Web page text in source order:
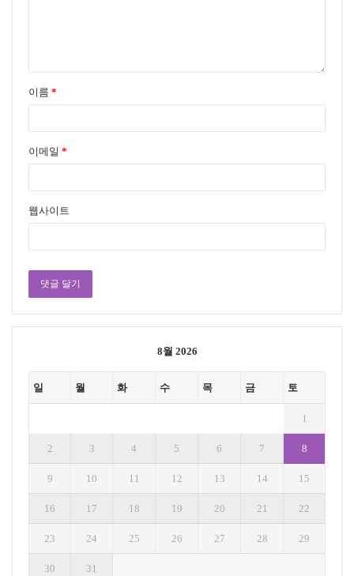
이름 *
이메일 *
웹사이트
8월 2026
일 월 화 수 목 금 토
1
2 3 4 5 6 7 8
9 10 11 12 13 14 15
16 17 18 19 20 21 22
23 24 25 26 27 28 29
30 31